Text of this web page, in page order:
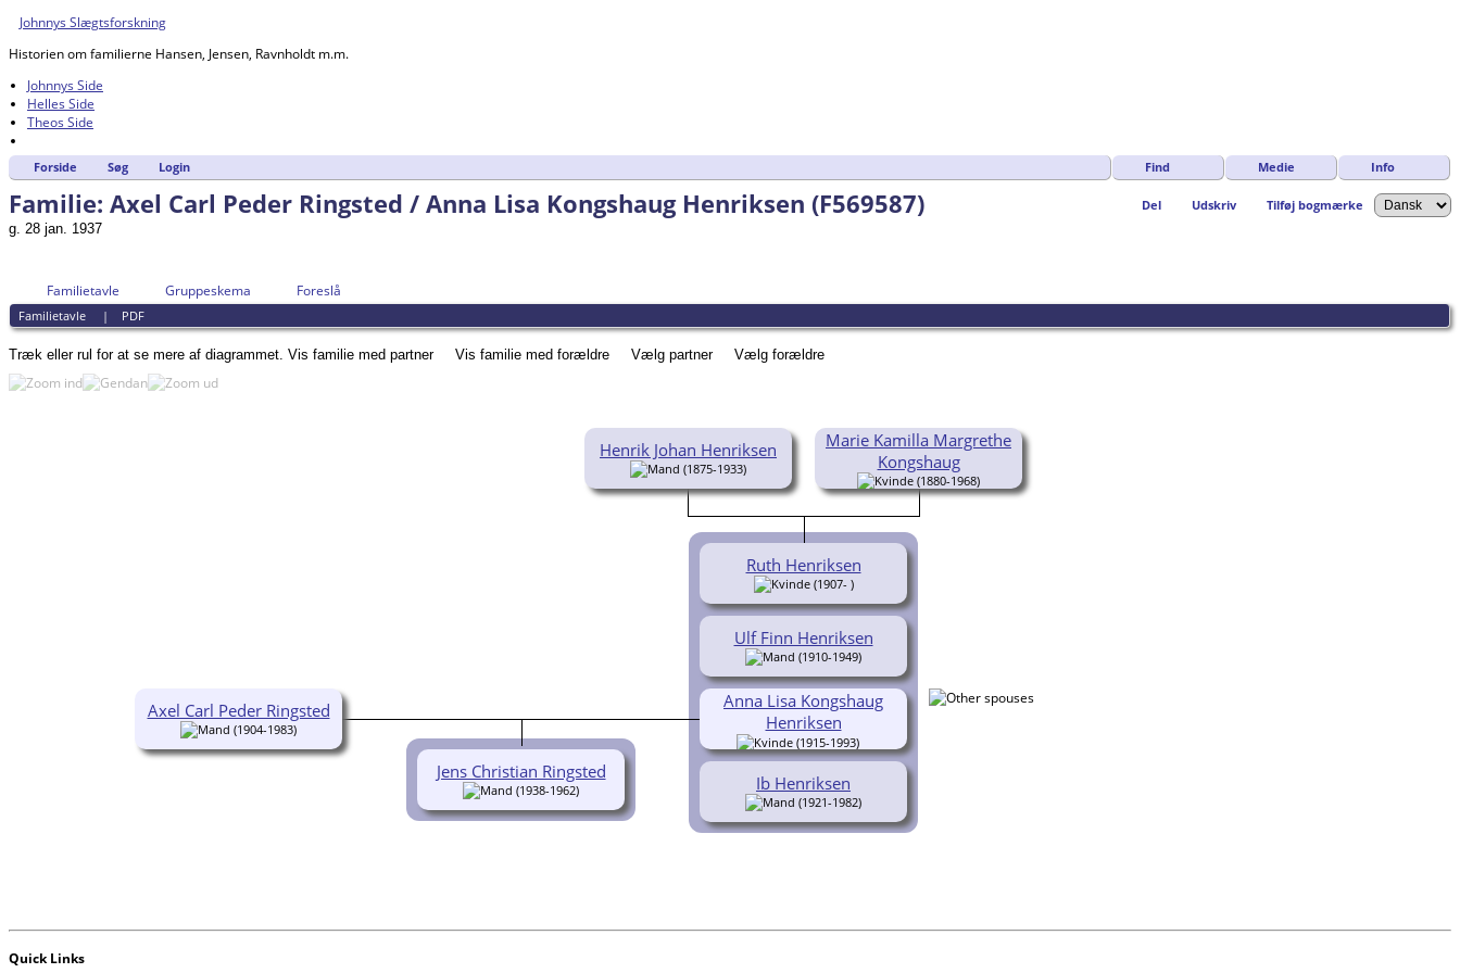
Johnnys Slægtsforskning
Historien om familierne Hansen, Jensen, Ravnholdt m.m.
Johnnys Side
Helles Side
Theos Side
Find Medie Info
Forside Søg Login
Del Udskriv Tilføj bogmærke
Familie: Axel Carl Peder Ringsted / Anna Lisa Kongshaug Henriksen (F569587)
g. 28 jan. 1937
Familietavle Gruppeskema Foreslå
Familietavle | PDF
Træk eller rul for at se mere af diagrammet. Vis familie med partner Vis familie med forældre Vælg partner Vælg forældre
Henrik Johan Henriksen
(1875-1933)
Marie Kamilla Margrethe
Kongshaug
(1880-1968)
Ruth Henriksen
(1907- )
Ulf Finn Henriksen
(1910-1949)
Ib Henriksen
(1921-1982)
Axel Carl Peder Ringsted
(1904-1983)
Anna Lisa Kongshaug
Henriksen
(1915-1993)
Jens Christian Ringsted
(1938-1962)
Quick Links